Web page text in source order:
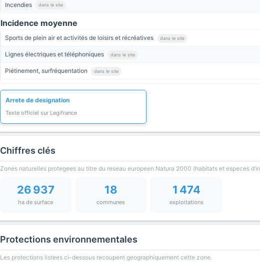
Incendies dans le site
Incidence moyenne
Sports de plein air et activités de loisirs et récréatives dans le site
Lignes électriques et téléphoniques dans le site
Piétinement, surfréquentation dans le site
Arrete de designation
Texte officiel sur Legifrance
Chiffres clés
Zones naturelles protegees au titre du reseau europeen Natura 2000 (habitats et especes
26 937
ha de surface
18
communes
1 474
exploitations
Protections environnementales
Les protections listees ci-dessous recoupent geographiquement cette zone.